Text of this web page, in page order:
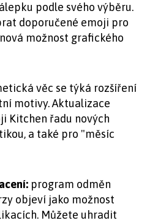
podle svého výběru.
doporučené emoji pro
možnost grafického
věc se týká rozšíření
motivy. Aktualizace
Kitchen řadu nových
a také pro "měsíc
program odměn
objeví jako možnost
Můžete uhradit